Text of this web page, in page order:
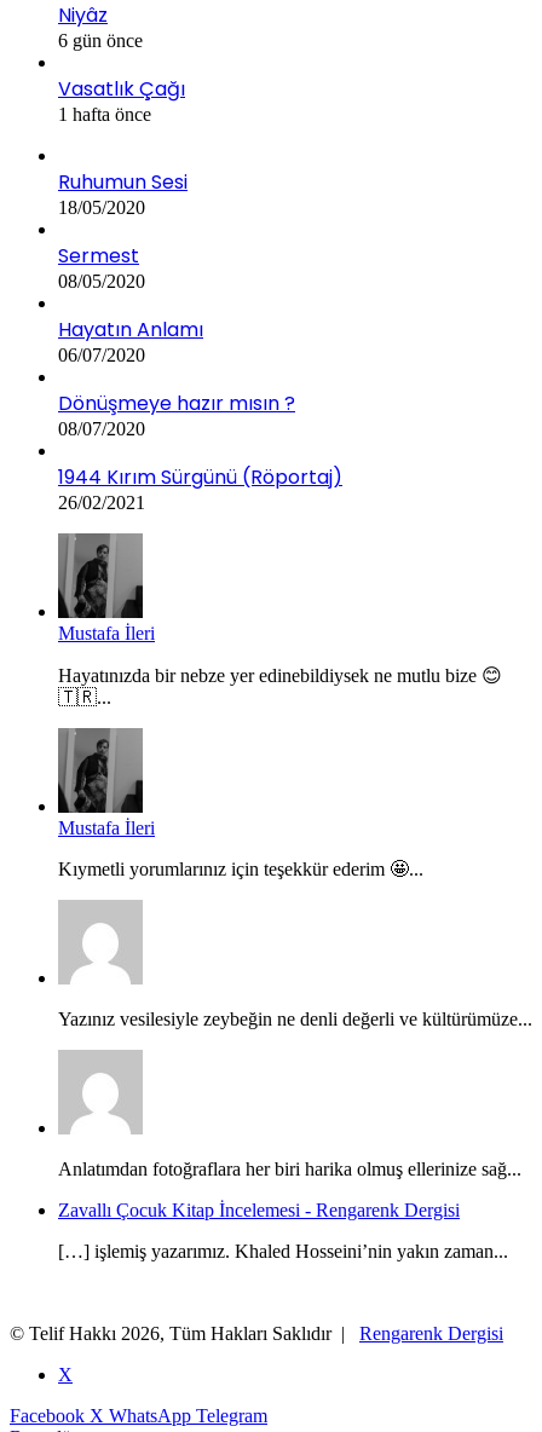
Niyâz
6 gün önce
Vasatlık Çağı
1 hafta önce
Ruhumun Sesi
18/05/2020
Sermest
08/05/2020
Hayatın Anlamı
06/07/2020
Dönüşmeye hazır mısın ?
08/07/2020
1944 Kırım Sürgünü (Röportaj)
26/02/2021
Mustafa İleri
Hayatınızda bir nebze yer edinebildiysek ne mutlu bize 😊
🇹🇷...
Mustafa İleri
Kıymetli yorumlarınız için teşekkür ederim 🤩...
Yazınız vesilesiyle zeybeğin ne denli değerli ve kültürümüze...
Anlatımdan fotoğraflara her biri harika olmuş ellerinize sağ...
Zavallı Çocuk Kitap İncelemesi - Rengarenk Dergisi
[…] işlemiş yazarımız. Khaled Hosseini’nin yakın zaman...
© Telif Hakkı 2026, Tüm Hakları Saklıdır | Rengarenk Dergisi
X
Facebook X WhatsApp Telegram